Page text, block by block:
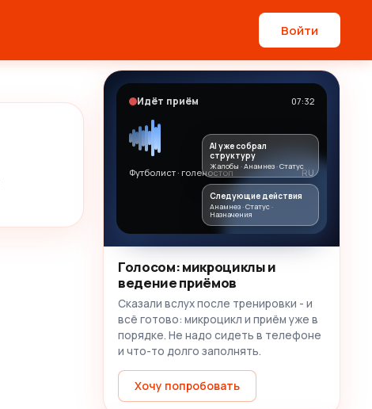
Войти
Идёт приём 07:32
Футболист · голеностоп RU
AI уже собрал
структуру
Жалобы · Анамнез · Статус
Следующие действия
Анамнез · Статус ·
Назначения
Голосом: микроциклы и
ведение приёмов
Сказали вслух после тренировки - и
всё готово: микроцикл и приём уже в
порядке. Не надо сидеть в телефоне
и что-то долго заполнять.
Хочу попробовать